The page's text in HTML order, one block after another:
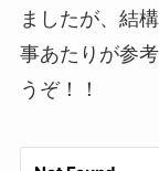
ましたが、結
事あたりが参
うぞ！！